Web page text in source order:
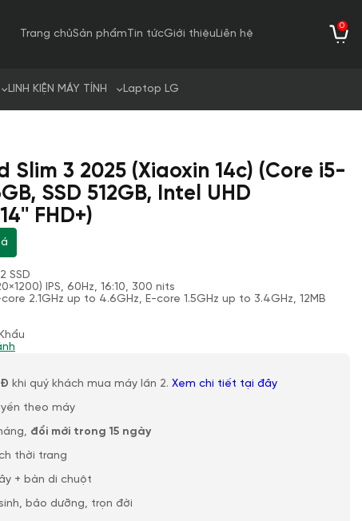
Trang chủSản phẩm Tin tứcGiới thiệuLiên hệ
0
LINH KIỆN MÁY TÍNH Laptop LG
Slim 3 2025 (Xiaoxin 14c) (Core i5-
SSD 512GB, Intel UHD
FHD+)
SSD
IPS, 60Hz, 16:10, 300 nits
2.1GHz up to 4.6GHz, E-core 1.5GHz up to 3.4GHz, 12MB
khi quý khách mua máy lần 2. Xem chi tiết tại đây
theo máy
đổi mới trong 15 ngày
thời trang
+ bàn di chuột
bảo dưỡng, trọn đời